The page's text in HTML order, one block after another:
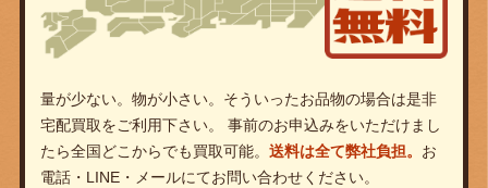
量が少ない。物が小さい。そういったお品物の場合は是非
宅配買取をご利用下さい。 事前のお申込みをいただけまし
たら全国どこからでも買取可能。 送料は全て弊社負担。 お
電話・LINE・メールにてお問い合わせください。